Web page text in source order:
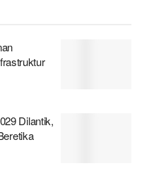
Dilantik,